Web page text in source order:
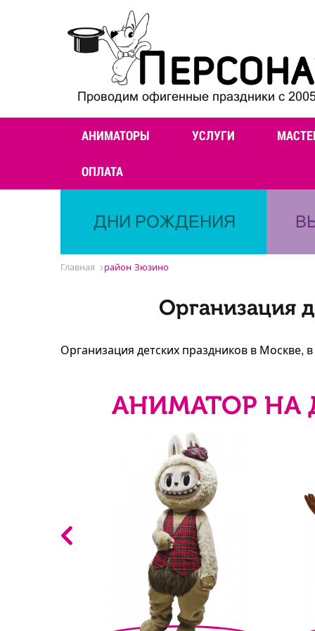
Проводим офигенные праздники с
АНИМАТОРЫ УСЛУГИ
ОПЛАТА
ДНИ РОЖДЕНИЯ
Главная район Зюзино
Организация
Организация детских праздников в
АНИМАТОР НА